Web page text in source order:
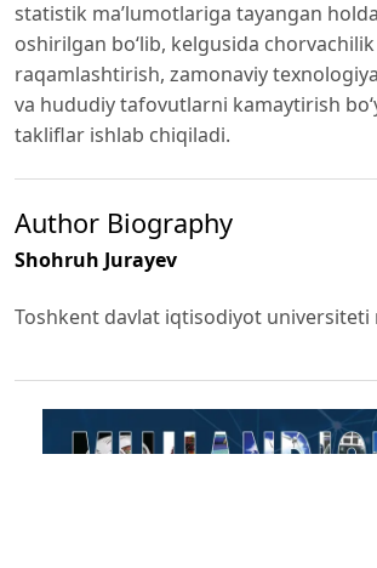
statistik ma’lumotlariga tayangan
oshirilgan bo‘lib, kelgusida
raqamlashtirish, zamonaviy
va hududiy tafovutlarni kamaytirish
takliflar ishlab chiqiladi.
Author Biography
Shohruh Jurayev
Toshkent davlat iqtisodiyot